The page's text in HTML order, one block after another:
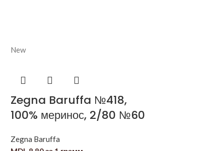
New
Zegna Baruffa №418,
100% меринос, 2/80 №60
Zegna Baruffa